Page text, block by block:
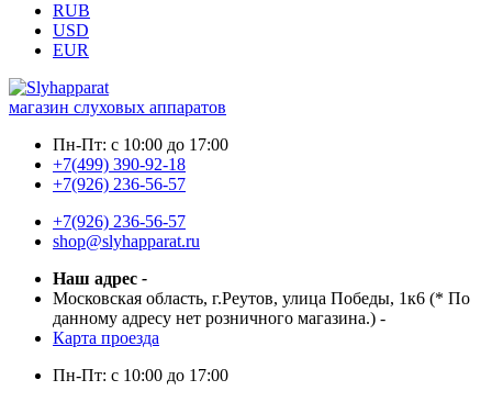
RUB
USD
EUR
магазин слуховых аппаратов
Пн-Пт: с 10:00 до 17:00
+7(499) 390-92-18
+7(926) 236-56-57
+7(926) 236-56-57
shop@slyhapparat.ru
Наш адрес -
Московская область, г.Реутов, улица Победы, 1к6 (* По
данному адресу нет розничного магазина.) -
Карта проезда
Пн-Пт: с 10:00 до 17:00